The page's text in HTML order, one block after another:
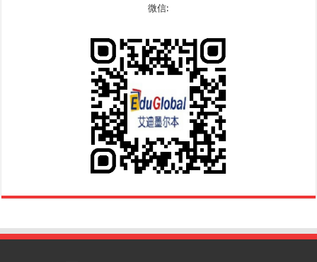
微信: